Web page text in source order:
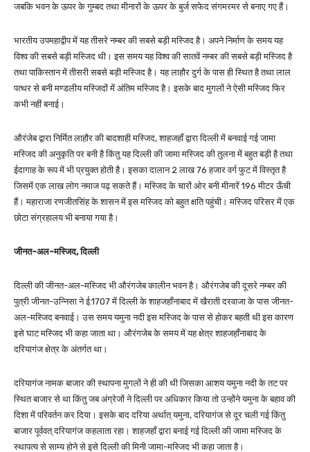
जबकि भवन के ऊपर के गुम्बद तथा मीनारों के ऊपर के बुर्ज सफेद संगमरमर से बनाए गए हैं।
भारतीय उपमहाद्वीप में यह तीसरे नम्बर की सबसे बड़ी मस्जिद है। अपने निर्माण के समय यह
विश्व की सबसे बड़ी मस्जिद थी। इस समय यह विश्व की सातवें नम्बर की सबसे बड़ी मस्जिद है
तथा पाकिस्तान में तीसरी सबसे बड़ी मस्जिद है। यह लाहौर दुर्ग के पास ही स्थित है तथा लाल
पत्थर से बनी मण्डलीय मस्जिदों में अंतिम मस्जिद है। इसके बाद मुगलों ने ऐसी मस्जिद फिर
कभी नहीं बनाई।
औरंजेब द्वारा निर्मित लाहौर की बादशाही मस्जिद, शाहजहाँ द्वारा दिल्ली में बनवाई गई जामा
मस्जिद की अनुकृति पर बनी है किंतु यह दिल्ली की जामा मस्जिद की तुलना में बहुत बड़ी है तथा
ईदागाह के रूप में भी प्रयुक्त होती है। इसका दालान 2 लाख 76 हजार वर्ग फुट में विस्तृत है
जिसमें एक लाख लोग नमाज पढ़ सकते हैं। मस्जिद के चारों ओर बनी मीनारें 196 मीटर ऊँची
हैं। महाराजा रणजीतसिंह के शासन में इस मस्जिद को बहुत क्षति पहुंची। मस्जिद परिसर में एक
छोटा संग्रहालय भी बनाया गया है।
जीनत-अल-मस्जिद, दिल्ली
दिल्ली की जीनत-अल-मस्जिद भी औरंगजेब कालीन भवन है। औरंगजेब की दूसरे नम्बर की
पुत्री जीनत-उन्निसा ने ई.1707 में दिल्ली के शाहजहाँनाबाद में खैराती दरवाजा के पास जीनत-
अल-मस्जिद बनवाई। उस समय यमुना नदी इस मस्जिद के पास से होकर बहती थी इस कारण
इसे घाट मस्जिद भी कहा जाता था। औरंगजेब के समय में यह क्षेत्र शाहजहाँनाबाद के
दरियागंज क्षेत्र के अंतर्गत था।
दरियागंज नामक बाजार की स्थापना मुगलों ने ही की थी जिसका आशय यमुना नदी के तट पर
स्थित बाजार से था किंतु जब अंग्रेजों ने दिल्ली पर अधिकार किया तो उन्होंने यमुना के बहाव की
दिशा में परिवर्तन कर दिया। इसके बाद दरिया अर्थात् यमुना, दरियागंज से दूर चली गई किंतु
बाजार पूर्ववत् दरियागंज कहलाता रहा। शाहजहाँ द्वारा बनाई गई दिल्ली की जामा मस्जिद के
स्थापत्य से साम्य होने से इसे दिल्ली की मिनी जामा-मस्जिद भी कहा जाता है।